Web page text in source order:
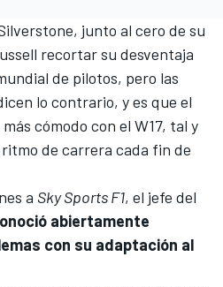
, junto al cero de su
recortar su desventaja
de pilotos, pero las
lo contrario, y es que el
cómodo con el W17, tal y
de carrera cada fin de
a Sky Sports F1, el jefe del
abiertamente
con su adaptación al